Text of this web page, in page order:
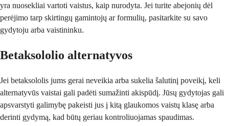
yra nuosekliai vartoti vaistus, kaip nurodyta. Jei turite abejonių dėl
perėjimo tarp skirtingų gamintojų ar formulių, pasitarkite su savo
gydytoju arba vaistininku.
Betaksololio alternatyvos
Jei betaksololis jums gerai neveikia arba sukelia šalutinį poveikį, keli
alternatyvūs vaistai gali padėti sumažinti akispūdį. Jūsų gydytojas gali
apsvarstyti galimybę pakeisti jus į kitą glaukomos vaistų klasę arba
derinti gydymą, kad būtų geriau kontroliuojamas spaudimas.